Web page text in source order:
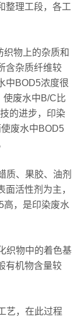
整理工段，各工
物上的杂质和
含杂质纤维较
中BOD5浓度很
使废水中B/C比
的进步，印染
废水中BOD5
质、果胶、油剂
活性剂为主，
高，是印染废水
织物中的着色基
有机物含量较
艺，在此过程